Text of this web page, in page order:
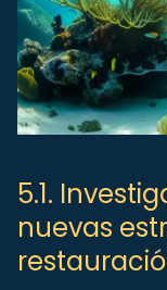
5.1.
nuevas